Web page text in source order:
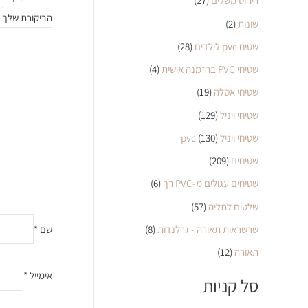
שונות (2)
שטיח pvc לילדים
(28)
שטיחי PVC בהזמנה אישית
(4)
שטיחי אסלה (19)
שטיחי ויניל(129)
שטיחי ויניל pvc(130)
שטיחים (209)
שטיחים עגולים מ-PVC רך
(6)
שלטים לתליה (57)
שרשראות תאורה - גרלנדות (8)
תאורה (12)
סל קניות
הביקורת שלך
שם *
אימייל *